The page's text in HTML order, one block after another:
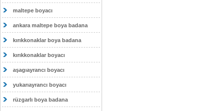
maltepe boyacı
ankara maltepe boya badana
kırıkkonaklar boya badana
kırıkkonaklar boyacı
aşagıayrancı boyacı
yukarıayrancı boyacı
rüzgarlı boya badana